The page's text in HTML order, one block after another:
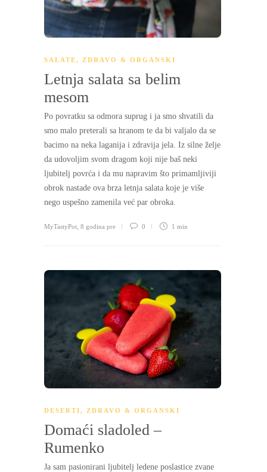
SALATE, ZDRAVO & ORGANSKI
Letnja salata sa belim
mesom
Po povratku sa odmora suprug i ja smo shvatili da
smo malo preterali sa hranom te da bi valjalo da se
bacimo na neka laganija i zdravija jela. Iz silne želje
da udovoljim svom dragom koji nije baš neki
ljubitelj povrća i da mu napravim što primamljiviji
obrok nastade ova brza letnja salata koje je više
nego uspešno zamenila već par obroka.
MyTastyPot 8 godina pre 0 1 min
DESERTI, ZDRAVO & ORGANSKI
Domaći sladoled –
Rumenko
Ja sam pasionirani ljubitelj ledene poslastice zvane